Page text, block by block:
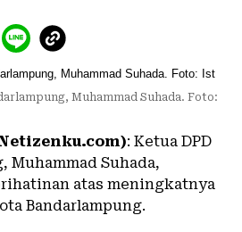
Muhammad Suhada. Foto:
: Ketua DPD
Muhammad Suhada,
atas meningkatnya
Bandarlampung.